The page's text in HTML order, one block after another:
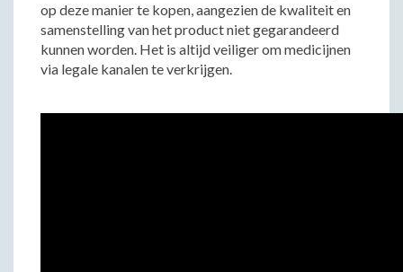
op deze manier te kopen, aangezien de kwaliteit en
samenstelling van het product niet gegarandeerd
kunnen worden. Het is altijd veiliger om medicijnen
via legale kanalen te verkrijgen.